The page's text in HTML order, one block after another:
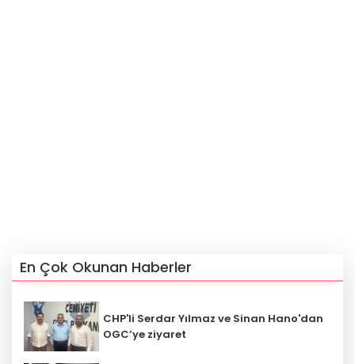
En Çok Okunan Haberler
CHP'li Serdar Yılmaz ve Sinan Hano'dan
OGC’ye ziyaret